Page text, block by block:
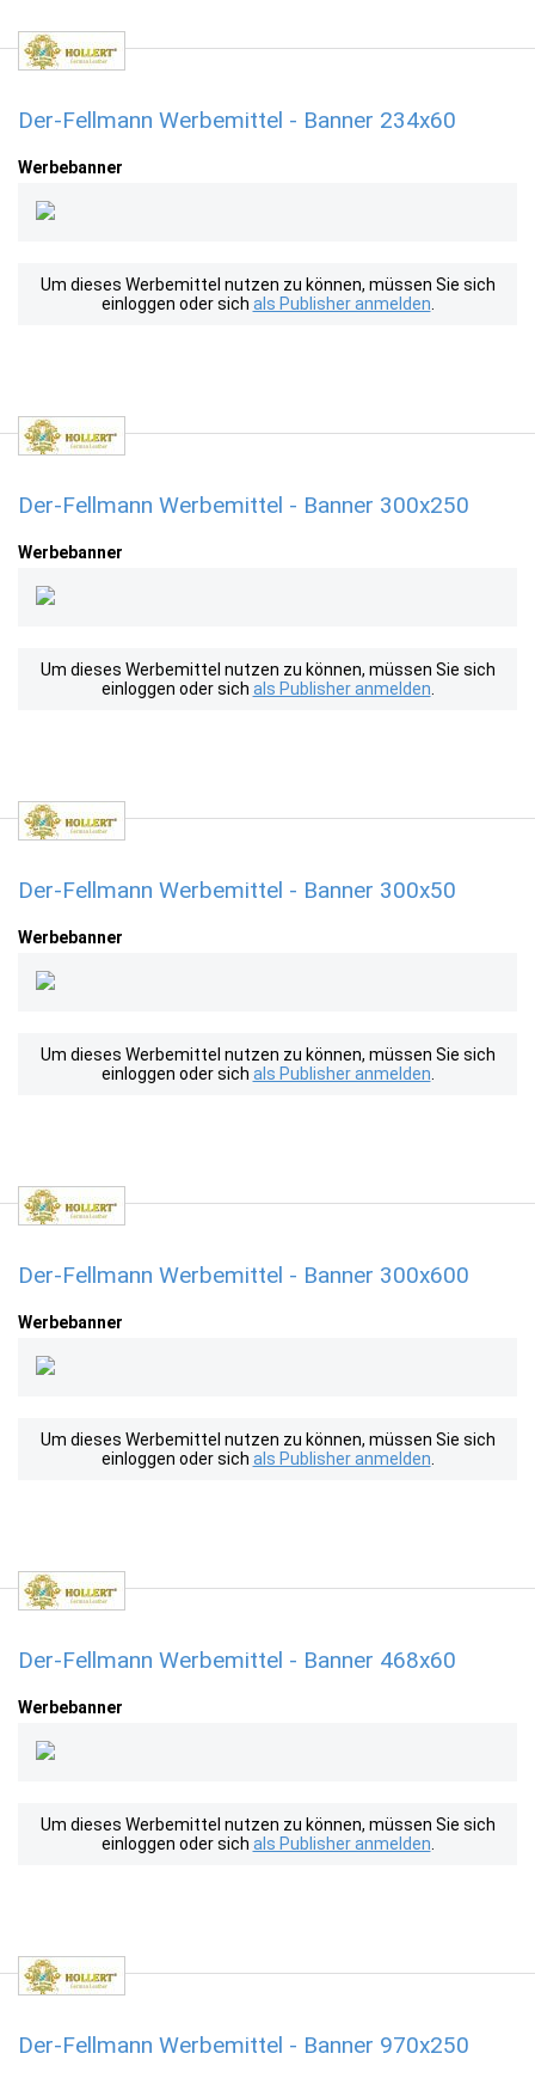
Der-Fellmann Werbemittel - Banner 234x60
Werbebanner
Um dieses Werbemittel nutzen zu können, müssen Sie sich
einloggen oder sich als Publisher anmelden
Der-Fellmann Werbemittel - Banner 300x250
Werbebanner
Um dieses Werbemittel nutzen zu können, müssen Sie sich
einloggen oder sich als Publisher anmelden
Der-Fellmann Werbemittel - Banner 300x50
Werbebanner
Um dieses Werbemittel nutzen zu können, müssen Sie sich
einloggen oder sich als Publisher anmelden
Der-Fellmann Werbemittel - Banner 300x600
Werbebanner
Um dieses Werbemittel nutzen zu können, müssen Sie sich
einloggen oder sich als Publisher anmelden
Der-Fellmann Werbemittel - Banner 468x60
Werbebanner
Um dieses Werbemittel nutzen zu können, müssen Sie sich
einloggen oder sich als Publisher anmelden
Der-Fellmann Werbemittel - Banner 970x250